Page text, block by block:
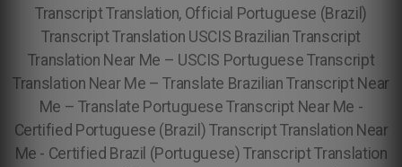
Transcript Translation, Official Portuguese (Brazil)
Transcript Translation USCIS Brazilian Transcript
Translation Near Me – USCIS Portuguese Transcript
Translation Near Me – Translate Brazilian Transcript Near
Me – Translate Portuguese Transcript Near Me -
Certified Portuguese (Brazil) Transcript Translation Near
Me - Certified Brazil (Portuguese) Transcript Translation